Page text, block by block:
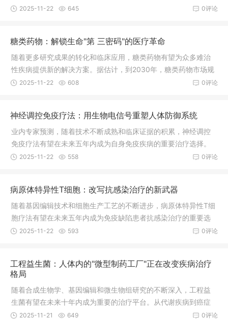
性疾病到代谢综合征，从器官纤维化到癌症预防，这一创新疗法
0评论
2025-11-22 645
糖类药物：解锁生命"第 三密码"的医疗革命
随着更多研究成果的转化和临床应用，糖类药物有望为众多难治
性疾病提供新的解决方案。据估计，到2030年，糖类药物市场规
模将达到250亿美元，成为生物医药领域的重要增长点，为全球数
0评论
2025-11-22 608
神经调控免疫疗法：用生物电信号重塑人体防御系统
业内专家预测，随着技术不断成熟和临床证据的积累，神经调控
免疫疗法有望在未来五年内成为自身免疫疾病的重要治疗选择。
到2030年，该领域市场规模预计将达到180亿美元，为全球数千
0评论
2025-11-22 558
病原体特异性T细胞：改写抗感染治疗的新武器
随着基因编辑技术和细胞生产工艺的不断进步，病原体特异性T细
胞疗法有望在未来五年内成为免疫缺陷患者抗感染治疗的重要选
择。从单一病原体到多病原体，从治疗到预防，从自体细胞到通
测，到2030年，该领域市场规模有望突破150亿美元，成为细胞
治疗产业的重要增长点。
0评论
2025-11-22 593
工程益生菌：人体内的"微型制药工厂"正在改变疾病治疗
格局
随着合成生物学、基因编辑和微生物组研究的不断深入，工程益
生菌有望在未来十年内成为重要的治疗平台。从代谢疾病到癌症
治疗，从慢性病管理到预防医学，这种创新的活体药物正在开辟
0评论
2025-11-21 649